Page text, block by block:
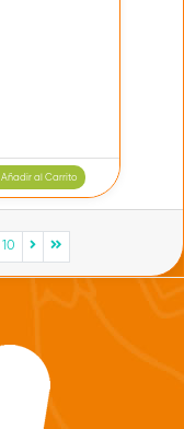
Añadir al Carrito
10